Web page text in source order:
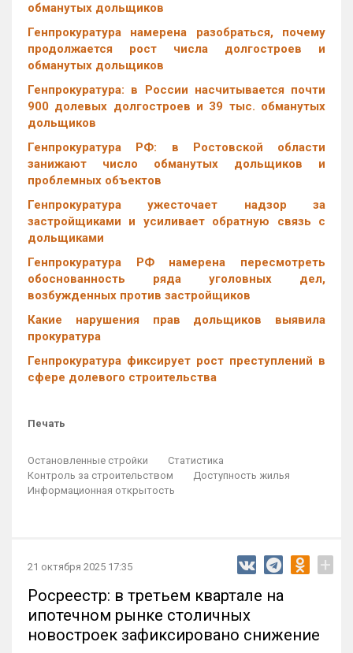
обманутых дольщиков
Генпрокуратура намерена разобраться, почему
продолжается рост числа долгостроев и
обманутых дольщиков
Генпрокуратура: в России насчитывается почти
900 долевых долгостроев и 39 тыс. обманутых
дольщиков
Генпрокуратура РФ: в Ростовской области
занижают число обманутых дольщиков и
проблемных объектов
Генпрокуратура ужесточает надзор за
застройщиками и усиливает обратную связь с
дольщиками
Генпрокуратура РФ намерена пересмотреть
обоснованность ряда уголовных дел,
возбужденных против застройщиков
Какие нарушения прав дольщиков выявила
прокуратура
Генпрокуратура фиксирует рост преступлений в
сфере долевого строительства
Печать
Остановленные стройки
Статистика
Контроль за строительством
Доступность жилья
Информационная открытость
21 октября 2025 17:35 +
Росреестр: в третьем квартале на
ипотечном рынке столичных
новостроек зафиксировано снижение